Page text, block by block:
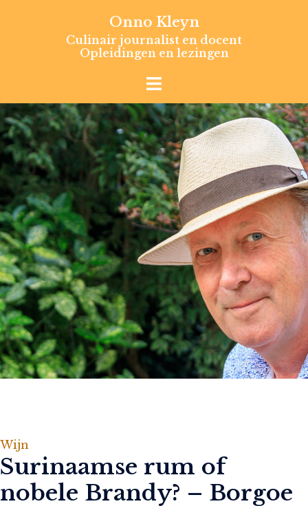
Onno Kleyn
Culinair journalist en docent
Opleidingen en lezingen
Wijn
Surinaamse rum of
nobele Brandy? – Borgoe